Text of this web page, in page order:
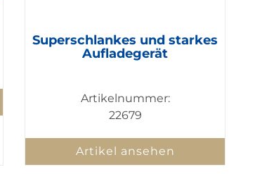
Superschlankes und starkes
Aufladegerät
Artikelnummer:
22679
Artikel ansehen